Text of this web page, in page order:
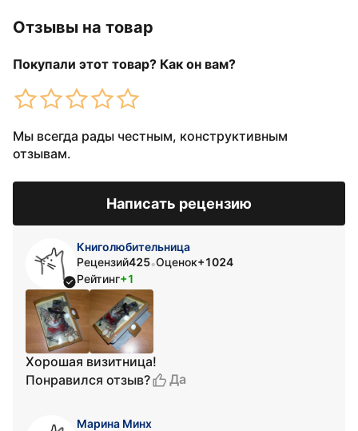
Отзывы на товар
Покупали этот товар? Как он вам?
Мы всегда рады честным, конструктивным
отзывам.
Написать рецензию
Книголюбительница
Рецензий425•Оценок+1024
Рейтинг+1
Хорошая визитница!
Понравился отзыв?
Да
Марина Минх